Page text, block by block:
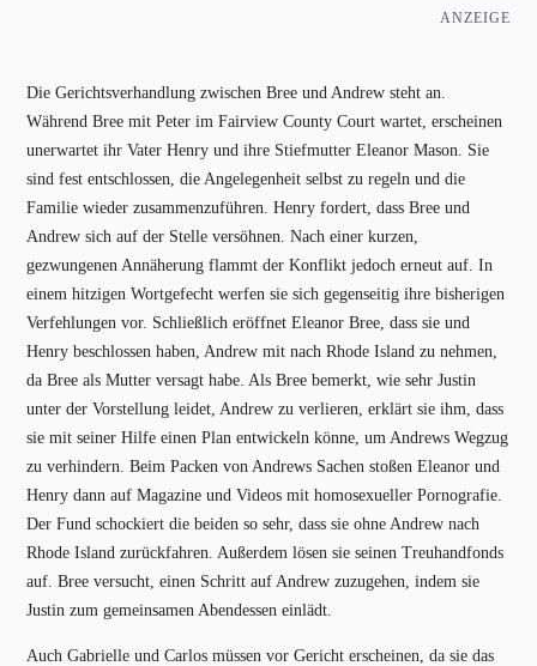
ANZEIGE
Die Gerichtsverhandlung zwischen Bree und Andrew steht an.
Während Bree mit Peter im Fairview County Court wartet, erscheinen
unerwartet ihr Vater Henry und ihre Stiefmutter Eleanor Mason. Sie
sind fest entschlossen, die Angelegenheit selbst zu regeln und die
Familie wieder zusammenzuführen. Henry fordert, dass Bree und
Andrew sich auf der Stelle versöhnen. Nach einer kurzen,
gezwungenen Annäherung flammt der Konflikt jedoch erneut auf. In
einem hitzigen Wortgefecht werfen sie sich gegenseitig ihre bisherigen
Verfehlungen vor. Schließlich eröffnet Eleanor Bree, dass sie und
Henry beschlossen haben, Andrew mit nach Rhode Island zu nehmen,
da Bree als Mutter versagt habe. Als Bree bemerkt, wie sehr Justin
unter der Vorstellung leidet, Andrew zu verlieren, erklärt sie ihm, dass
sie mit seiner Hilfe einen Plan entwickeln könne, um Andrews Wegzug
zu verhindern. Beim Packen von Andrews Sachen stoßen Eleanor und
Henry dann auf Magazine und Videos mit homosexueller Pornografie.
Der Fund schockiert die beiden so sehr, dass sie ohne Andrew nach
Rhode Island zurückfahren. Außerdem lösen sie seinen Treuhandfonds
auf. Bree versucht, einen Schritt auf Andrew zuzugehen, indem sie
Justin zum gemeinsamen Abendessen einlädt.
Auch Gabrielle und Carlos müssen vor Gericht erscheinen, da sie das